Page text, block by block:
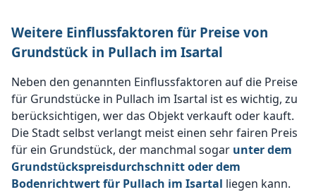
Weitere Einflussfaktoren für Preise von
Grundstück in Pullach im Isartal
Neben den genannten Einflussfaktoren auf die Preise
für Grundstücke in Pullach im Isartal ist es wichtig, zu
berücksichtigen, wer das Objekt verkauft oder kauft.
Die Stadt selbst verlangt meist einen sehr fairen Preis
für ein Grundstück, der manchmal sogar unter dem
Grundstückspreisdurchschnitt oder dem
Bodenrichtwert für Pullach im Isartal liegen kann.